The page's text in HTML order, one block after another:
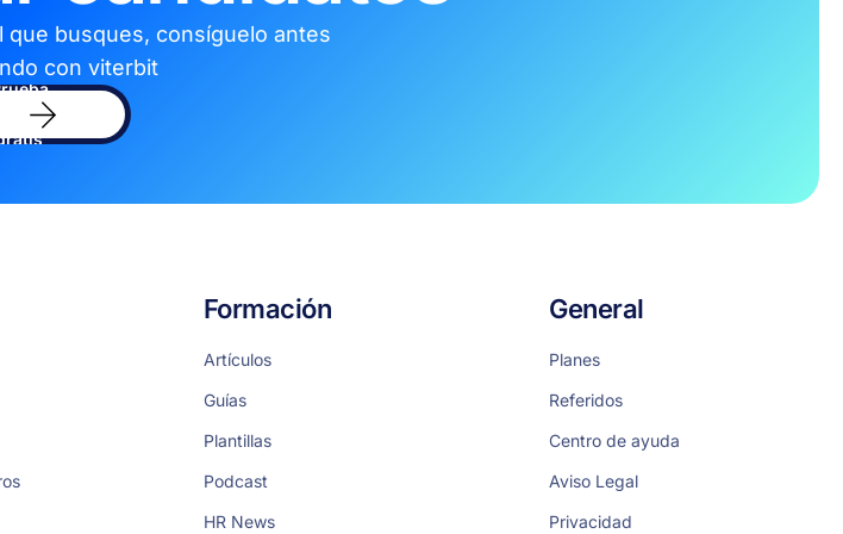
busques, consíguelo antes
con viterbit
Formación
Artículos
Guías
Plantillas
Podcast
HR News
General
Planes
Referidos
Centro de ayuda
Aviso Legal
Privacidad